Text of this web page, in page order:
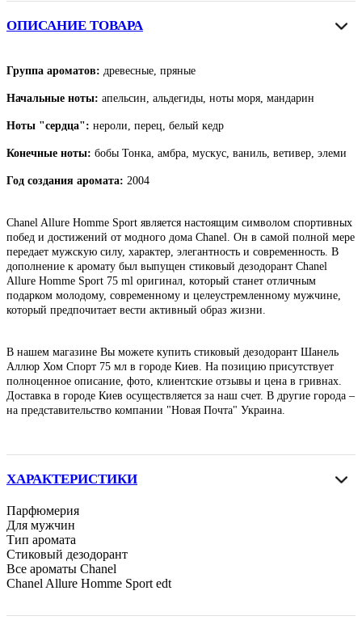
ОПИСАНИЕ ТОВАРА
Группа ароматов: древесные, пряные
Начальные ноты: апельсин, альдегиды, ноты моря, мандарин
Ноты "сердца": нероли, перец, белый кедр
Конечные ноты: бобы Тонка, амбра, мускус, ваниль, ветивер, элеми
Год создания аромата: 2004
Сhanel Allure Homme Sport является настоящим символом спортивных
побед и достижений от модного дома Сhanel. Он в самой полной мере
передает мужскую силу, характер, элегантность и современность. В
дополнение к аромату был выпущен стиковый дезодорант Сhanel
Allure Homme Sport 75 ml оригинал, который станет отличным
подарком молодому, современному и целеустремленному мужчине,
который предпочитает вести активный образ жизни.
В нашем магазине Вы можете купить стиковый дезодорант Шанель
Аллюр Хом Спорт 75 мл в городе Киев. На позицию присутствует
полноценное описание, фото, клиентские отзывы и цена в гривнах.
Доставка в городе Киев осуществляется за наш счет. В другие города –
на представительство компании "Новая Почта" Украина.
ХАРАКТЕРИСТИКИ
Парфюмерия
Для мужчин
Тип аромата
Стиковый дезодорант
Все ароматы Chanel
Chanel Allure Homme Sport edt